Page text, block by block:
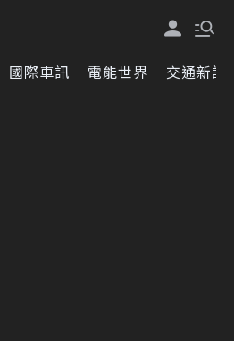
國際車訊 電能世界 交通新訊